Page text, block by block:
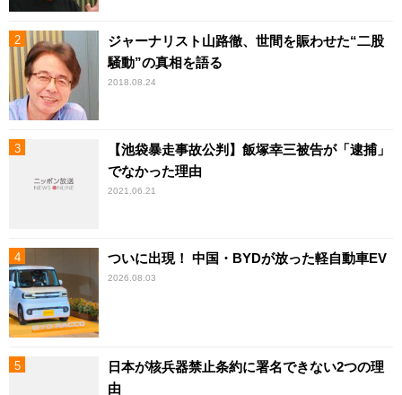
ジャーナリスト山路徹、世間を賑わせた“二股
騒動”の真相を語る
2018.08.24
【池袋暴走事故公判】飯塚幸三被告が「逮捕」
でなかった理由
2021.06.21
ついに出現！ 中国・BYDが放った軽自動車EV
2026.08.03
日本が核兵器禁止条約に署名できない2つの理
由